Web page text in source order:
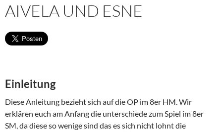
AIVELA UND ESNE
Einleitung
Diese Anleitung bezieht sich auf die OP im 8er HM. Wir
erklären euch am Anfang die unterschiede zum Spiel im 8er
SM, da diese so wenige sind das es sich nicht lohnt die